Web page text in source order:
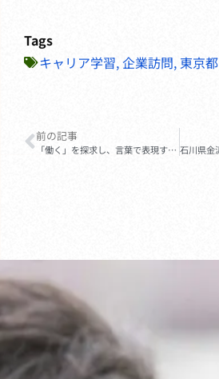
Tags
キャリア学習, 企業訪問, 東京都
前の記事
「働く」を探求し、言葉で表現する。石川県・白山市立美川中学校の企業訪問